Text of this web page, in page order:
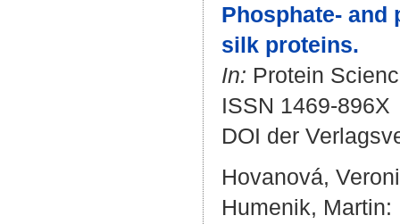
Phosphate- and
silk proteins.
In: Protein
ISSN 1469-896X
DOI der
Hovanová,
Humenik, Martin: